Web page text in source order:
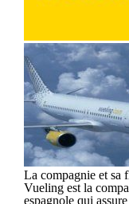
La compagnie et sa
Vueling est la
espagnole qui